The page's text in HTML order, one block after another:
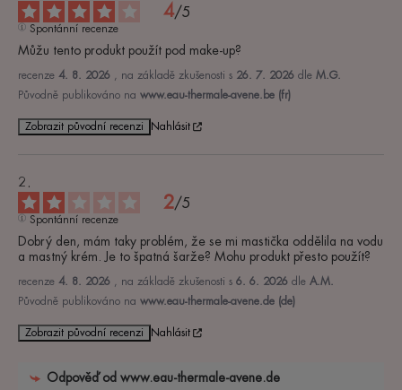
4/5
Spontánní recenze
Můžu tento produkt použít pod make-up?
recenze 4. 8. 2026 , na základě zkušenosti s 26. 7. 2026 dle M.G.
Původně publikováno na www.eau-thermale-avene.be (fr)
Zobrazit původní recenzi Nahlásit
2/5
Spontánní recenze
Dobrý den, mám taky problém, že se mi mastička oddělila na vodu
a mastný krém. Je to špatná šarže? Mohu produkt přesto použít?
recenze 4. 8. 2026 , na základě zkušenosti s 6. 6. 2026 dle A.M.
Původně publikováno na www.eau-thermale-avene.de (de)
Zobrazit původní recenzi Nahlásit
Odpověď od www.eau-thermale-avene.de